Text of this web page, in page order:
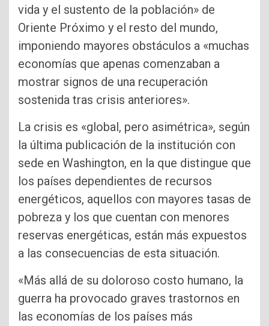
vida y el sustento de la población» de
Oriente Próximo y el resto del mundo,
imponiendo mayores obstáculos a «muchas
economías que apenas comenzaban a
mostrar signos de una recuperación
sostenida tras crisis anteriores».
La crisis es «global, pero asimétrica», según
la última publicación de la institución con
sede en Washington, en la que distingue que
los países dependientes de recursos
energéticos, aquellos con mayores tasas de
pobreza y los que cuentan con menores
reservas energéticas, están más expuestos
a las consecuencias de esta situación.
«Más allá de su doloroso costo humano, la
guerra ha provocado graves trastornos en
las economías de los países más